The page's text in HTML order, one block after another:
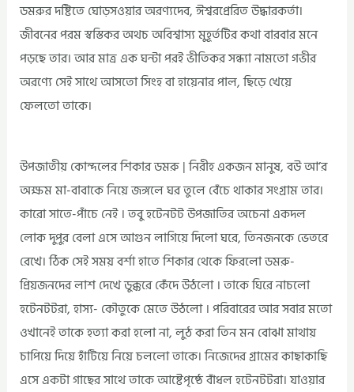
ডমরুর দষ্টিতে ঘোড়সওয়ার অরণ্যদেব, ঈশ্বরপ্রেরিত উদ্ধারকর্তা।
জীবনের পরম স্বস্তিকর অথচ অবিশ্বাস্য মুহূর্তটির কথা বারবার মনে
পড়ছে তার। আর মাত্র এক ঘন্টা পরই ভীতিকর সন্ধ্যা নামতো গভীর
অরণ্যে সেই সাথে আসতো সিংহ বা হায়েনার পাল, ছিড়ে খেয়ে
ফেলতো তাকে।
উপজাতীয় কোন্দলের শিকার ডমরু | নিরীহ একজন মানুষ, বউ আ’র
অক্ষম মা-বাবাকে নিয়ে জঙ্গলে ঘর তুলে বেঁচে থাকার সংগ্রাম তার।
কারো সাতে-পাঁচে নেই । তবু হটেনটট উপজাতির অচেনা একদল
লোক দুপুর বেলা এসে আগুন লাগিয়ে দিলো ঘরে, তিনজনকে ভেতরে
রেখে। ঠিক সেই সময় বর্শা হাতে শিকার থেকে ফিরলো ডমরু-
প্রিয়জনদের লাশ দেখে ডুক্করে কেঁদে উঠলো । তাকে ঘিরে নাচলো
হটেনটটরা, হাস্য- কৌতুকে মেতে উঠলো । পরিবারের আর সবার মতো
ওখানেই তাকে হত্যা করা হলো না, লুঠ করা তিন মন বোঝা মাথায়
চাপিয়ে দিয়ে হাঁটিয়ে নিয়ে চললো তাকে। নিজেদের গ্রামের কাছাকাছি
এসে একটা গাছের সাথে তাকে আষ্টেপৃষ্ঠে বাঁধল হটেনটটরা। যাওয়ার